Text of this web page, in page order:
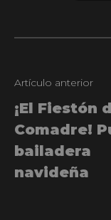
Artículo anterior
¡El Fiestón
Comadre!
bailadera
navideña